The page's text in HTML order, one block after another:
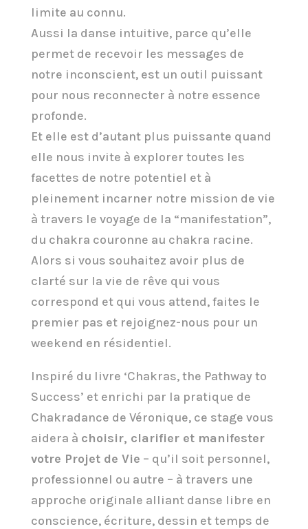
limite au connu.
Aussi la danse intuitive, parce qu’elle
permet de recevoir les messages de
notre inconscient, est un outil puissant
pour nous reconnecter à notre essence
profonde.
Et elle est d’autant plus puissante quand
elle nous invite à explorer toutes les
facettes de notre potentiel et à
pleinement incarner notre mission de vie
à travers le voyage de la “manifestation”,
du chakra couronne au chakra racine.
Alors si vous souhaitez avoir plus de
clarté sur la vie de rêve qui vous
correspond et qui vous attend, faites le
premier pas et rejoignez-nous pour un
weekend en résidentiel.
Inspiré du livre ‘Chakras, the Pathway to
Success’ et enrichi par la pratique de
Chakradance de Véronique, ce stage vous
aidera à choisir, clarifier et manifester
votre Projet de Vie – qu’il soit personnel,
professionnel ou autre – à travers une
approche originale alliant danse libre en
conscience, écriture, dessin et temps de